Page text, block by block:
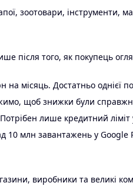
зоотовари, інструменти,
після того, як покупець
місяць. Достатньо однієї
щоб знижки були
лише кредитний ліміт
10 млн завантажень у Google
виробники та великі